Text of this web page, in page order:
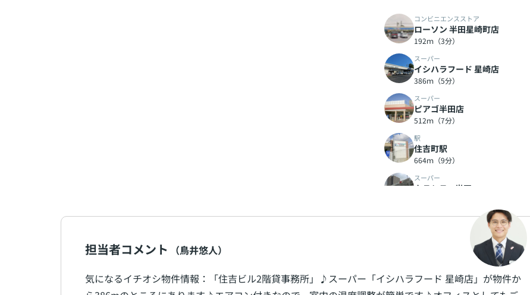
コンビニエンスストア
ローソン 半田星崎町店
192ｍ（3分）
スーパー
イシハラフード 星崎店
386ｍ（5分）
スーパー
ピアゴ半田店
512ｍ（7分）
駅
住吉町駅
664ｍ（9分）
スーパー
クラシティ半田
コンビニエンスストア
セブン−イレブン知多半田駅前店
担当者コメント
（鳥井悠人）
気になるイチオシ物件情報：「住吉ビル2階貸事務所」♪スーパー「イシハラフード 星崎店」が物件か